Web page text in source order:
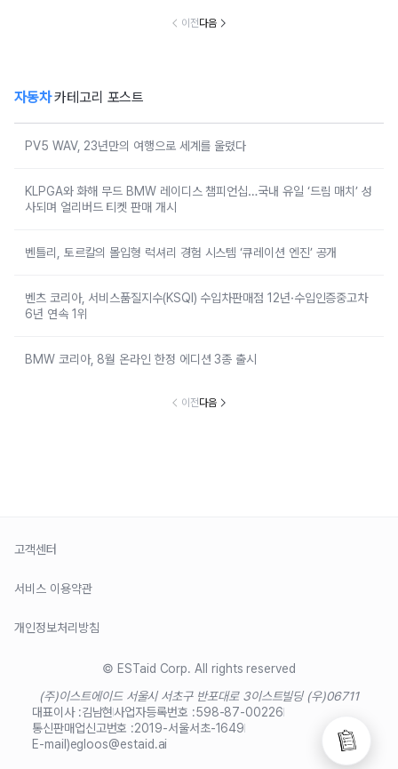
이전다음
자동차카테고리 포스트
PV5 WAV, 23년만의 여행으로 세계를 울렸다
KLPGA와 화해 무드 BMW 레이디스 챔피언십…국내 유일 ‘드림 매치’ 성
사되며 얼리버드 티켓 판매 개시
벤틀리, 토르칼의 몰입형 럭셔리 경험 시스템 ‘큐레이션 엔진’ 공개
벤츠 코리아, 서비스품질지수(KSQI) 수입차판매점 12년·수입인증중고차
6년 연속 1위
BMW 코리아, 8월 온라인 한정 에디션 3종 출시
이전다음
고객센터
서비스 이용약관
개인정보처리방침
© ESTaid Corp. All rights reserved
(주)이스트에이드 서울시 서초구 반포대로 3이스트빌딩 (우)06711
대표이사 :김남현사업자등록번호 :598-87-00226
통신판매업신고번호 :2019-서울서초-1649
E-mail)egloos@estaid.ai